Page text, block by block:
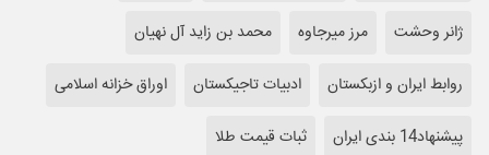
ژانر وحشت
مرز میرجاوه
محمد بن زاید آل نهیان
روابط ایران و ازبکستان
ادبیات تاجیکستان
اوراق خزانه اسلامی
پیشنهاد14 بندی ایران
ثبات قیمت طلا